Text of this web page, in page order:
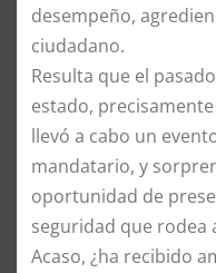
desempeño,
ciudadano.
Resulta que el
estado,
llevó a cabo un
mandatario, y
oportunidad de
seguridad que rodea
Acaso, ¿ha recibido